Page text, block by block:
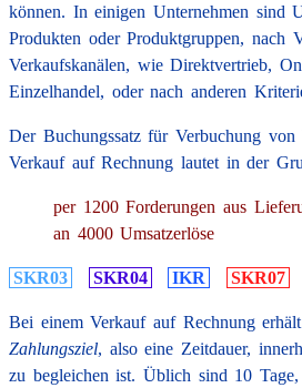
können. In einigen Unternehmen sind
Produkten oder Produkt­gruppen, nach
Verkaufs­kanälen, wie Direktvertrieb,
Einzelhandel, oder nach anderen
Der Buchungssatz für Verbuchung von
Verkauf auf Rechnung lautet in der
per 1200 Forderungen aus
an 4000 Umsatzerlöse
SKR03 SKR04 IKR SKR07
Bei einem Verkauf auf Rechnung
Zahlungsziel, also eine Zeitdauer,
zu begleichen ist. Üblich sind 10